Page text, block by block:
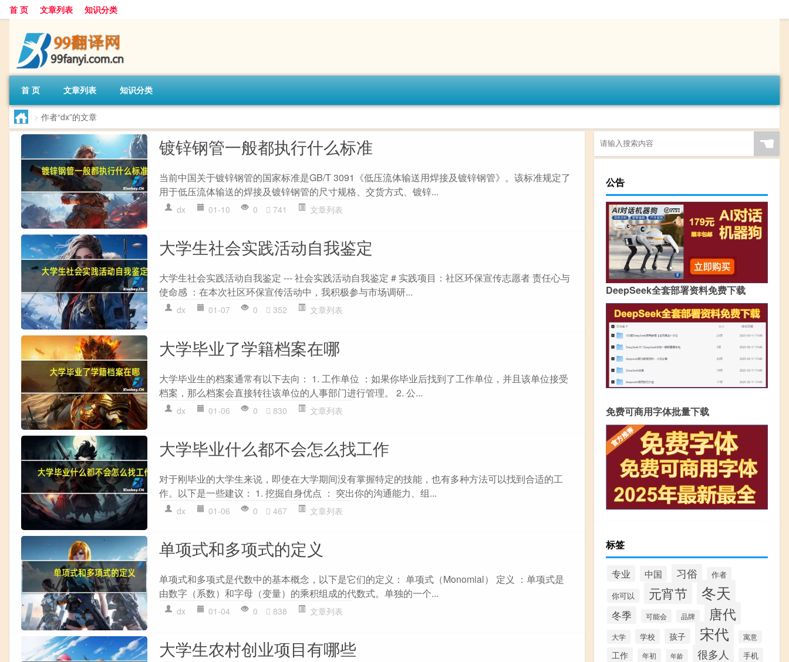
首 页 文章列表 知识分类
首 页 文章列表 知识分类
> 作者“dx”的文章
镀锌钢管一般都执行什么标准
当前中国关于镀锌钢管的国家标准是GB/T 3091《低压流体输送用焊接及镀锌钢管》。该标准规定了
用于低压流体输送的焊接及镀锌钢管的尺寸规格、交货方式、镀锌...
dx 01-10 0 741 文章列表
大学生社会实践活动自我鉴定
大学生社会实践活动自我鉴定 --- 社会实践活动自我鉴定 # 实践项目：社区环保宣传志愿者 责任心与
使命感 ：在本次社区环保宣传活动中，我积极参与市场调研...
dx 01-07 0 352 文章列表
大学毕业了学籍档案在哪
大学毕业生的档案通常有以下去向： 1. 工作单位 ：如果你毕业后找到了工作单位，并且该单位接受
档案，那么档案会直接转往该单位的人事部门进行管理。 2. 公...
dx 01-06 0 830 文章列表
大学毕业什么都不会怎么找工作
对于刚毕业的大学生来说，即使在大学期间没有掌握特定的技能，也有多种方法可以找到合适的工
作。以下是一些建议： 1. 挖掘自身优点 ： 突出你的沟通能力、组...
dx 01-06 0 467 文章列表
单项式和多项式的定义
单项式和多项式是代数中的基本概念，以下是它们的定义： 单项式（Monomial） 定义 ：单项式是
由数字（系数）和字母（变量）的乘积组成的代数式。单独的一个...
dx 01-04 0 838 文章列表
大学生农村创业项目有哪些
☚
公告
DeepSeek全套部署资料免费下载
免费可商用字体批量下载
标签
专业 中国 习俗 作者
你可以 元宵节 冬天
冬季 可能会 品牌 唐代
大学 学校 孩子 宋代 寓意
工作 年初 年龄 很多人 手机